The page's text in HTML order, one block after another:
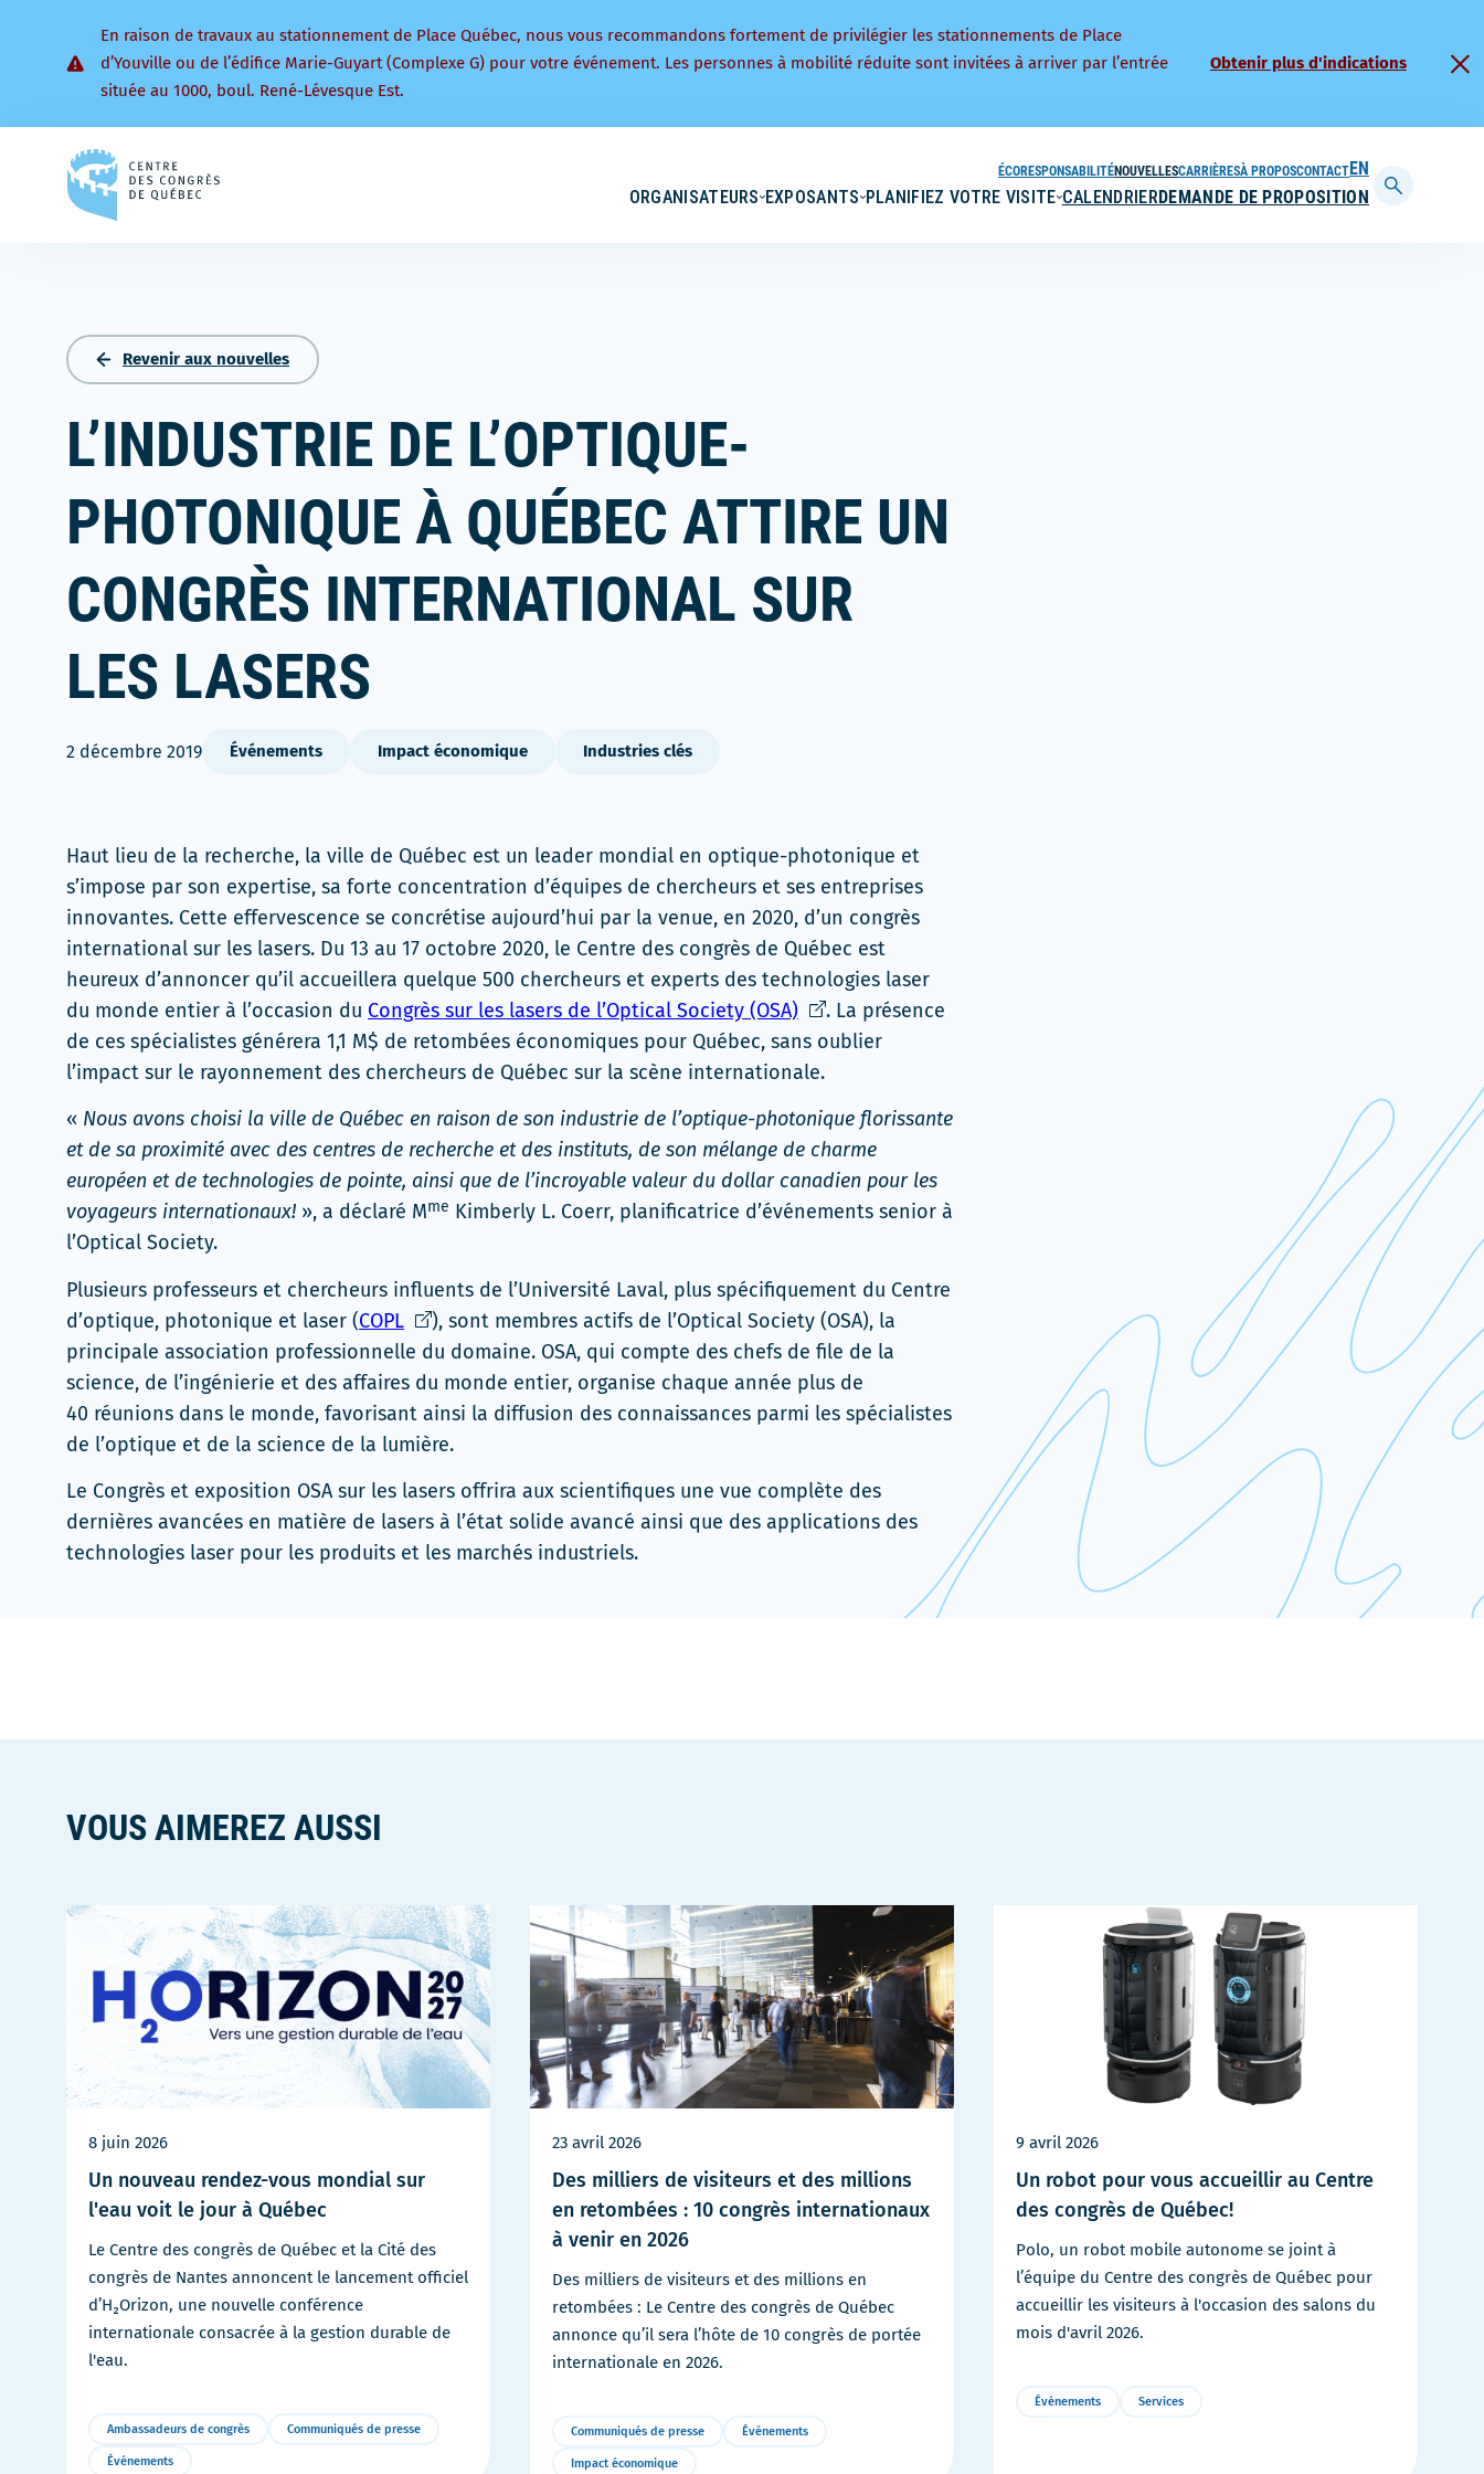
En raison de travaux au stationnement de Place Québec, nous vous recommandons fortement de privilégier les stationnements de Place
d’Youville ou de l’édifice Marie-Guyart (Complexe G) pour votre événement. Les personnes à mobilité réduite sont invitées à arriver par l’entrée
située au 1000, boul. René-Lévesque Est.
Obtenir plus d'indications
ORGANISATEURS EXPOSANTS PLANIFIEZ VOTRE VISITE CALENDRIERDEMANDE DE PROPOSITION
ÉCORESPONSABILITÉNOUVELLESCARRIÈRESÀ PROPOSCONTACTENGLISH
Afficher
Revenir aux nouvelles
L’INDUSTRIE DE L’OPTIQUE-
PHOTONIQUE À QUÉBEC ATTIRE UN
CONGRÈS INTERNATIONAL SUR
LES LASERS
2 décembre 2019 Événements Impact économique Industries clés
Haut lieu de la recherche, la ville de Québec est un leader mondial en optique-photonique et
s’impose par son expertise, sa forte concentration d’équipes de chercheurs et ses entreprises
innovantes. Cette effervescence se concrétise aujourd’hui par la venue, en 2020, d’un congrès
international sur les lasers. Du 13 au 17 octobre 2020, le Centre des congrès de Québec est
heureux d’annoncer qu’il accueillera quelque 500 chercheurs et experts des technologies laser
du monde entier à l’occasion du Congrès sur les lasers de l’Optical Society (OSA) Ce
lien
s'ouvrira
une
nouvelle
fenêtre
. La présence
de ces spécialistes générera 1,1 M$ de retombées économiques pour Québec, sans oublier
l’impact sur le rayonnement des chercheurs de Québec sur la scène internationale.
« Nous avons choisi la ville de Québec en raison de son industrie de l’optique-photonique florissante
et de sa proximité avec des centres de recherche et des instituts, de son mélange de charme
européen et de technologies de pointe, ainsi que de l’incroyable valeur du dollar canadien pour les
voyageurs internationaux! », a déclaré Mme Kimberly L. Coerr, planificatrice d’événements senior à
l’Optical Society.
Plusieurs professeurs et chercheurs influents de l’Université Laval, plus spécifiquement du Centre
d’optique, photonique et laser (COPLCe
lien
s'ouvrira
dans
une
fenêtre
), sont membres actifs de l’Optical Society (OSA), la
principale association professionnelle du domaine. OSA, qui compte des chefs de file de la
science, de l’ingénierie et des affaires du monde entier, organise chaque année plus de
40 réunions dans le monde, favorisant ainsi la diffusion des connaissances parmi les spécialistes
de l’optique et de la science de la lumière.
Le Congrès et exposition OSA sur les lasers offrira aux scientifiques une vue complète des
dernières avancées en matière de lasers à l’état solide avancé ainsi que des applications des
technologies laser pour les produits et les marchés industriels.
VOUS AIMEREZ AUSSI
8 juin 2026
Un nouveau rendez-vous mondial sur
l'eau voit le jour à Québec
Le Centre des congrès de Québec et la Cité des
congrès de Nantes annoncent le lancement officiel
d’H₂Orizon, une nouvelle conférence
internationale consacrée à la gestion durable de
l'eau.
Ambassadeurs de congrès Communiqués de presse
Événements
Plus
23 avril 2026
Des milliers de visiteurs et des millions
en retombées : 10 congrès internationaux
à venir en 2026
Des milliers de visiteurs et des millions en
retombées : Le Centre des congrès de Québec
annonce qu’il sera l’hôte de 10 congrès de portée
internationale en 2026.
Communiqués de presse Événements
Impact économique
Plus
9 avril 2026
Un robot pour vous accueillir au Centre
des congrès de Québec!
Polo, un robot mobile autonome se joint à
l’équipe du Centre des congrès de Québec pour
accueillir les visiteurs à l'occasion des salons du
mois d'avril 2026.
Événements Services
Plus